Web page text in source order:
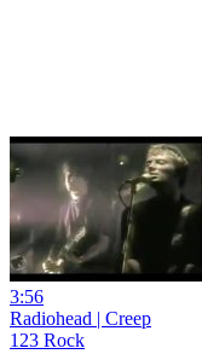
3:56
Radiohead | Creep
123 Rock